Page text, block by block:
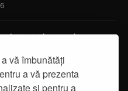
vă îmbunătăți
a vă prezenta
și pentru a
viața a trei oameni un
localitatea Breazu